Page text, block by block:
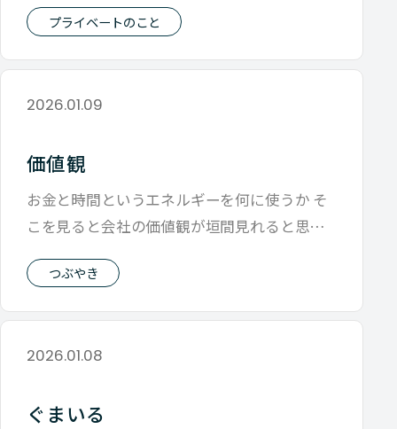
プライベートのこと
2026.01.09
価値観
お金と時間というエネルギーを何に使うか そ
こを見ると会社の価値観が垣間見れると思っ
つぶやき
2026.01.08
ぐまいる